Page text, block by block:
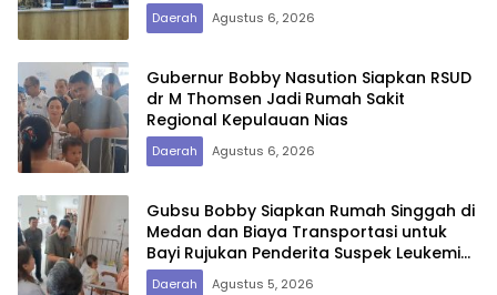
Daerah Agustus 6, 2026
Gubernur Bobby Nasution Siapkan RSUD
dr M Thomsen Jadi Rumah Sakit
Regional Kepulauan Nias
Daerah Agustus 6, 2026
Gubsu Bobby Siapkan Rumah Singgah di
Medan dan Biaya Transportasi untuk
Bayi Rujukan Penderita Suspek Leukemia
Asal Nias Barat
Daerah Agustus 5, 2026